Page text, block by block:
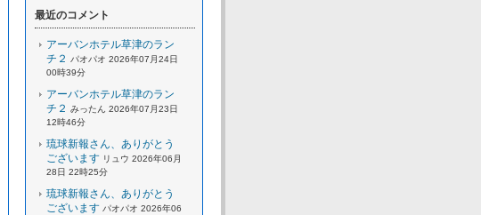
最近のコメント
アーバンホテル草津のラン
チ２
パオパオ 2026年07月24日
00時39分
アーバンホテル草津のラン
チ２ みったん 2026年07月23日
12時46分
琉球新報さん、ありがとう
ございます リュウ 2026年06月
28日 22時25分
琉球新報さん、ありがとう
ございます パオパオ 2026年06